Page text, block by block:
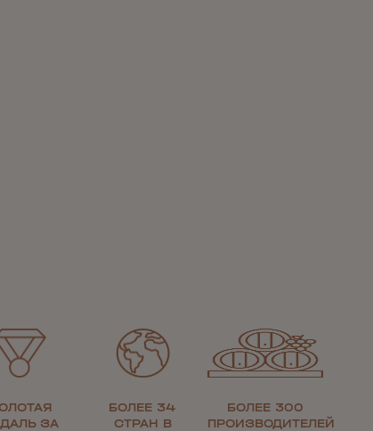
ЗА
БОЛЕЕ 34
СТРАН В
БОЛЕЕ 300
ПРОИЗВОДИТЕЛЕЙ